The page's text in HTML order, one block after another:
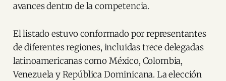
avances dentro de la competencia.
El listado estuvo conformado por representantes
de diferentes regiones, incluidas trece delegadas
latinoamericanas como México, Colombia,
Venezuela y República Dominicana. La elección